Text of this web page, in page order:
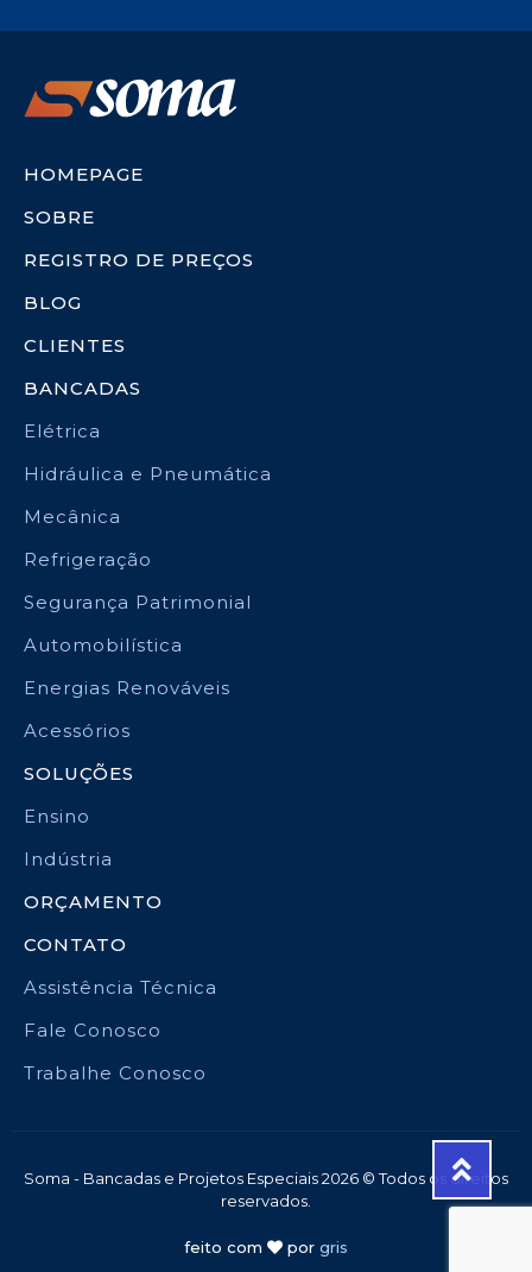
HOMEPAGE
SOBRE
REGISTRO DE PREÇOS
BLOG
CLIENTES
BANCADAS
Elétrica
Hidráulica e Pneumática
Mecânica
Refrigeração
Segurança Patrimonial
Automobilística
Energias Renováveis
Acessórios
SOLUÇÕES
Ensino
Indústria
ORÇAMENTO
CONTATO
Assistência Técnica
Fale Conosco
Trabalhe Conosco
Soma - Bancadas e Projetos Especiais 2026 © Todos os direitos
reservados.
feito com por gris